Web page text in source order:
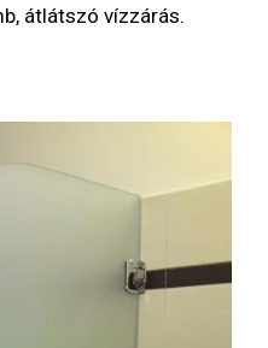
átlátszó vízzárás.